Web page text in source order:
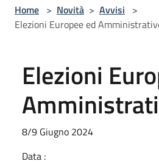
Home > Novità > Avvisi >
Elezioni Europee ed
Elezioni
8/9 Giugno 2024
Data :